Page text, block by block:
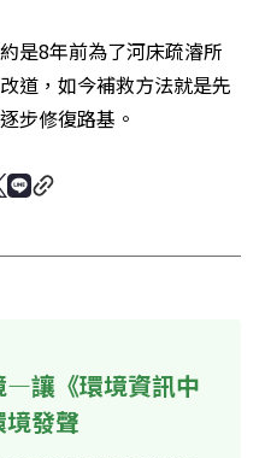
是8年前為了河床疏濬所
道，如今補救方法就是先
步修復路基。
—讓《環境資訊中
發聲